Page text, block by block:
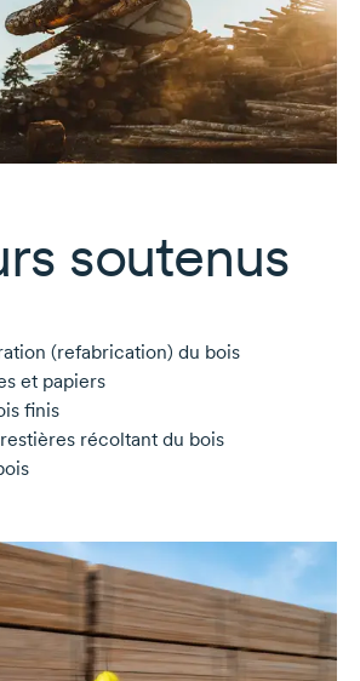
soutenus
(refabrication) du bois
et papiers
finis
récoltant du bois